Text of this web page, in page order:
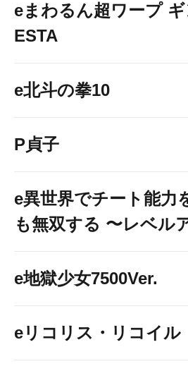
eまわるん超ワープ
ESTA
e北斗の拳10
P貞子
e異世界でチート能力
も無双する 〜レベル
e地獄少女7500Ver.
eリコリス・リコイル